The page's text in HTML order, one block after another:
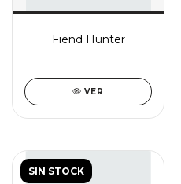
Fiend Hunter
VER
SIN STOCK